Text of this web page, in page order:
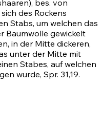
bes. von
des Rockens
Stabs, um welchen das
Baumwolle gewickelt
in der Mitte dickeren,
unter der Mitte mit
Stabes, auf welchen
wurde, Spr. 31,19.